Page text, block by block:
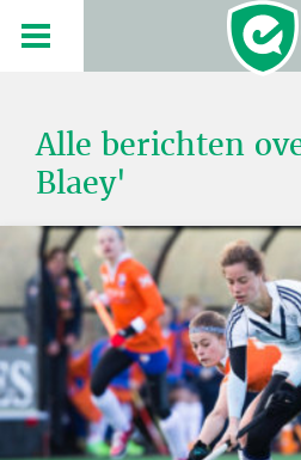
Alle berichten
Blaey'